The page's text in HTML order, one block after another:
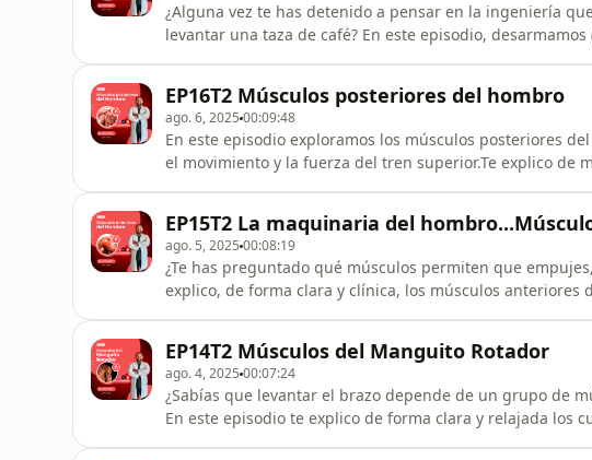
¿Alguna vez te has detenido a pensar en la ingeniería
levantar una taza de café? En este episodio,
curioso por su propio
EP16T2 Músculos posteriores del hombro
ago. 6, 2025 00:09:48
En este episodio exploramos los músculos posteriores
el movimiento y la fuerza del tren superior.Te explico de
para est
EP15T2 La maquinaria del
ago. 5, 2025 00:08:19
¿Te has preguntado qué músculos permiten que
explico, de forma clara y clínica, los músculos anteriores
estudiantes de ciencias
EP14T2 Músculos del Manguito Rotador
ago. 4, 2025 00:07:24
¿Sabías que levantar el brazo depende de un grupo de
En este episodio te explico de forma clara y relajada los